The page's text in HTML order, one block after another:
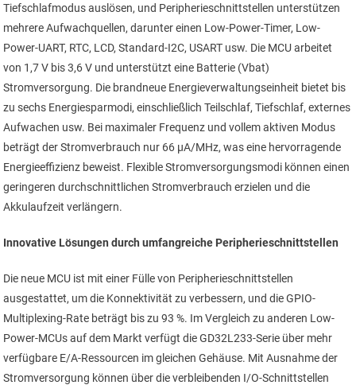
Tiefschlafmodus auslösen, und Peripherieschnittstellen unterstützen
mehrere Aufwach­quellen, darunter einen Low-Power-Timer, Low-
Power-UART, RTC, LCD, Standard-I2C, USART usw. Die MCU arbeitet
von 1,7 V bis 3,6 V und unterstützt eine Batterie (Vbat)
Stromversorgung. Die brandneue Energieverwaltungseinheit bietet bis
zu sechs Energiesparmodi, einschließlich Teilschlaf, Tiefschlaf, externes
Aufwachen usw. Bei maximaler Frequenz und vollem aktiven Modus
beträgt der Stromverbrauch nur 66 µA/MHz, was eine hervorragende
Energieeffizienz beweist. Flexible Stromversorgungsmodi können einen
geringeren durchschnittlichen Stromverbrauch erzielen und die
Akkulaufzeit verlängern.
Innovative Lösungen durch umfangreiche Peripherieschnittstellen
Die neue MCU ist mit einer Fülle von Peripherieschnittstellen
ausgestattet, um die Konnektivität zu verbessern, und die GPIO-
Multiplexing-Rate beträgt bis zu 93 %. Im Vergleich zu anderen Low-
Power-MCUs auf dem Markt verfügt die GD32L233-Serie über mehr
verfügbare E/A-Ressourcen im gleichen Gehäuse. Mit Ausnahme der
Strom­versorgung können über die verbleibenden I/O-Schnittstellen